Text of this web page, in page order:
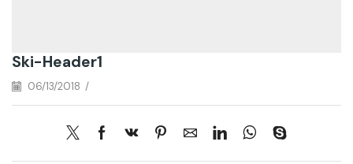
Ski-Header1
06/13/2018 /